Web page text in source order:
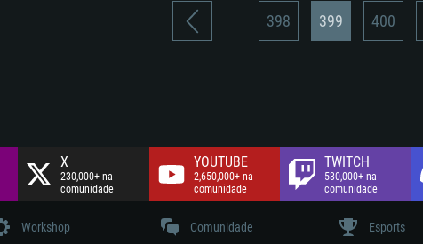
398 399 400
X
230,000+ na
comunidade
YOUTUBE
2,650,000+ na
comunidade
TWITCH
530,000+ na
comunidade
Workshop
Comunidade
Esports